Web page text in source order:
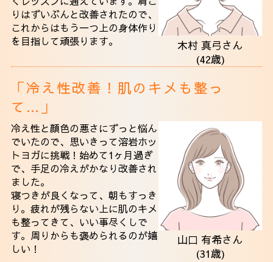
木村 真弓さん
(42歳)
りはずいぶんと改善されたので、
これからはもう一つ上の身体作り
を目指して頑張ります。
「冷え性改善！肌のキメも整っ
て…」
山口 有希さん
(31歳)
冷え性と顔色の悪さにずっと悩ん
でいたので、思いきって溶岩ホッ
トヨガに挑戦！始めて1ヶ月過ぎ
で、手足の冷えがかなり改善され
ました。
寝つきが良くなって、朝もすっき
り。疲れが残らない上に肌のキメ
も整ってきて、いい事尽くしで
す。周りからも褒められるのが嬉
しい！